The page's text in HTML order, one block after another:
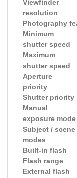
Viewfinder
resolution
Photography
Minimum
shutter speed
Maximum
shutter speed
Aperture
priority
Shutter priority
Manual
exposure mode
Subject / scene
modes
Built-in flash
Flash range
External flash